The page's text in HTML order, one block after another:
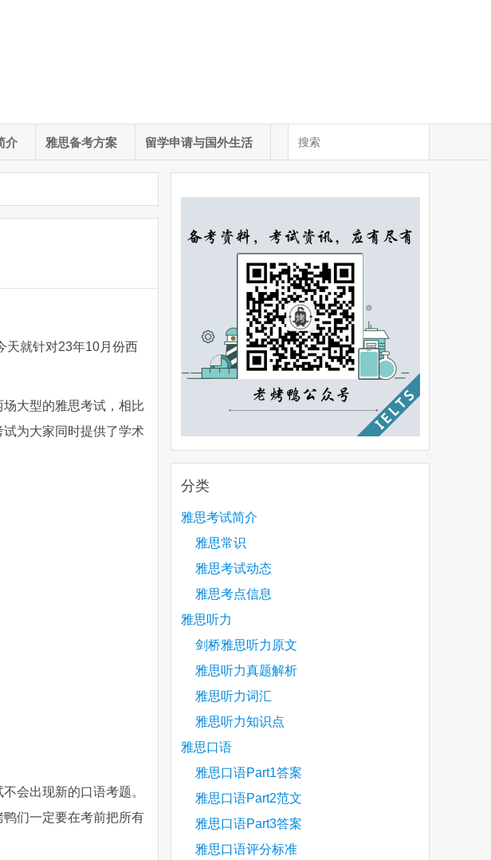
介 雅思备考方案 留学申请与国外生活
天就针对23年10月份西
大型的雅思考试，相比
为大家同时提供了学术
会出现新的口语考题。
们一定要在考前把所有
分类
雅思考试简介
雅思常识
雅思考试动态
雅思考点信息
雅思听力
剑桥雅思听力原文
雅思听力真题解析
雅思听力词汇
雅思听力知识点
雅思口语
雅思口语Part1答案
雅思口语Part2范文
雅思口语Part3答案
雅思口语评分标准